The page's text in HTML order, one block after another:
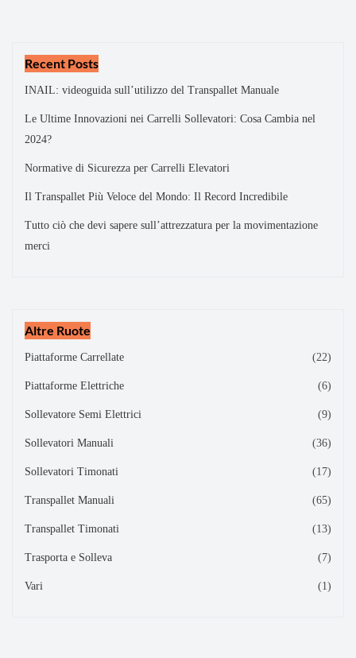
Recent Posts
INAIL: videoguida sull’utilizzo del Transpallet Manuale
Le Ultime Innovazioni nei Carrelli Sollevatori: Cosa Cambia nel
2024?
Normative di Sicurezza per Carrelli Elevatori
Il Transpallet Più Veloce del Mondo: Il Record Incredibile
Tutto ciò che devi sapere sull’attrezzatura per la movimentazione
merci
Altre Ruote
Piattaforme Carrellate (22)
Piattaforme Elettriche (6)
Sollevatore Semi Elettrici (9)
Sollevatori Manuali (36)
Sollevatori Timonati (17)
Transpallet Manuali (65)
Transpallet Timonati (13)
Trasporta e Solleva (7)
Vari (1)